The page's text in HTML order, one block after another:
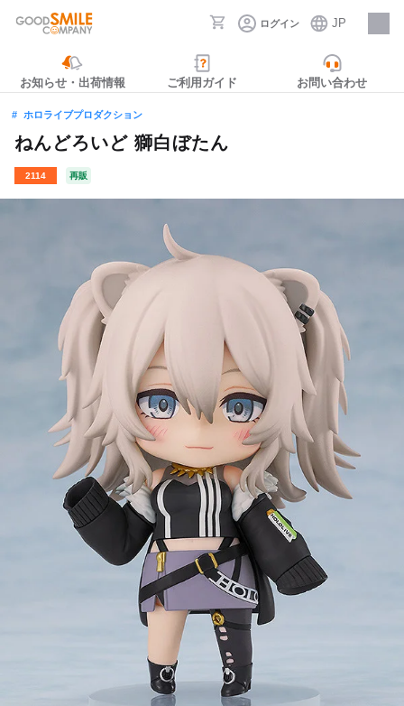
ログイン JP
採用情報
お知らせ・出荷情報 ご利用ガイド お問い合わせ
ホロライブプロダクション
ねんどろいど 獅白ぼたん
2114 再販